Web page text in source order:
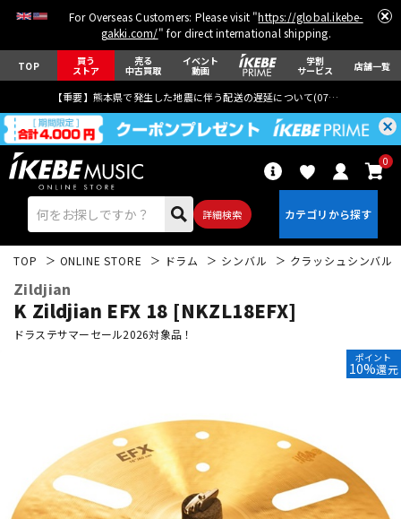
For Overseas Customers: Please visit "https://global.ikebe-
gakki.com/" for direct international shipping.
TOP 買う
ストア
売る
中古買取
イベント
動画
学割
サービス 店舗一覧
【重要】熊本県で発生した地震に伴う配送の遅延について(07月29日
詳細検索
0
ウクレレ
ドラム パーカッション
TOP ONLINE STORE ドラム シンバル クラッシュシンバル
Zildjian
K Zildjian EFX 18 [NKZL18EFX]
ドラステサマーセール2026対象品！
ポイント
10%還元